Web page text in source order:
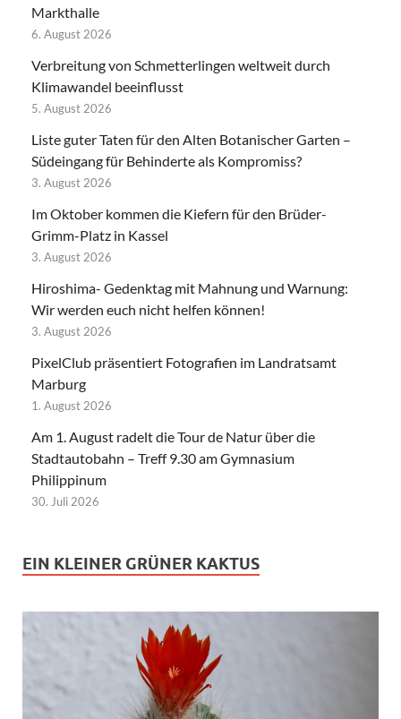
Markthalle
6. August 2026
Verbreitung von Schmetterlingen weltweit durch
Klimawandel beeinflusst
5. August 2026
Liste guter Taten für den Alten Botanischer Garten –
Südeingang für Behinderte als Kompromiss?
3. August 2026
Im Oktober kommen die Kiefern für den Brüder-
Grimm-Platz in Kassel
3. August 2026
Hiroshima- Gedenktag mit Mahnung und Warnung:
Wir werden euch nicht helfen können!
3. August 2026
PixelClub präsentiert Fotografien im Landratsamt
Marburg
1. August 2026
Am 1. August radelt die Tour de Natur über die
Stadtautobahn – Treff 9.30 am Gymnasium
Philippinum
30. Juli 2026
EIN KLEINER GRÜNER KAKTUS